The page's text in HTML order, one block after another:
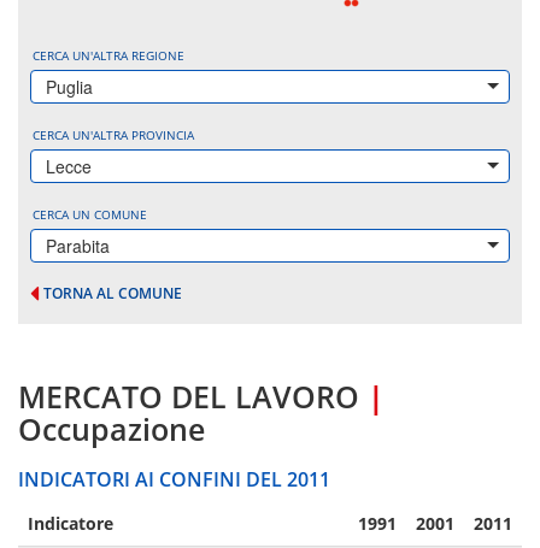
CERCA UN'ALTRA REGIONE
Puglia
CERCA UN'ALTRA PROVINCIA
Lecce
CERCA UN COMUNE
Parabita
TORNA AL COMUNE
MERCATO DEL LAVORO |
Occupazione
INDICATORI AI CONFINI DEL 2011
Indicatore 1991 2001 2011